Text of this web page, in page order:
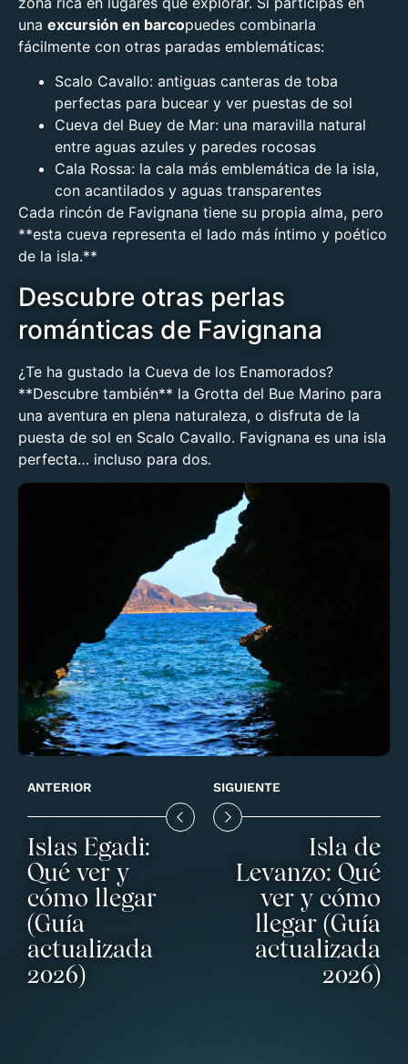
una excursión en barcopuedes combinarla
fácilmente con otras paradas emblemáticas:
Scalo Cavallo: antiguas canteras de toba
perfectas para bucear y ver puestas de sol
Cueva del Buey de Mar: una maravilla natural
entre aguas azules y paredes rocosas
Cala Rossa: la cala más emblemática de la isla,
con acantilados y aguas transparentes
Cada rincón de Favignana tiene su propia alma, pero
**esta cueva representa el lado más íntimo y poético
de la isla.**
Descubre otras perlas
románticas de Favignana
¿Te ha gustado la Cueva de los Enamorados?
**Descubre también** la Grotta del Bue Marino para
una aventura en plena naturaleza, o disfruta de la
puesta de sol en Scalo Cavallo. Favignana es una isla
perfecta… incluso para dos.
ANTERIOR
Islas Egadi:
Qué ver y
cómo llegar
(Guía
actualizada
2026)
SIGUIENTE
Isla de
Levanzo: Qué
ver y cómo
llegar (Guía
actualizada
2026)